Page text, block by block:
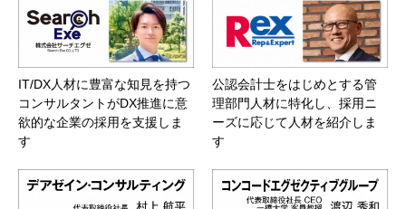
IT/DX人材に豊富な知見を持つ
コンサルタントがDX推進に意
欲的な企業の採用を支援しま
す
公認会計士をはじめとする管
理部門人材に特化し、採用ニ
ーズに応じて人材を紹介しま
す